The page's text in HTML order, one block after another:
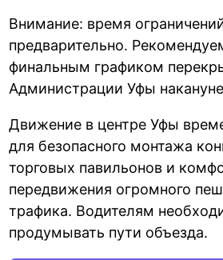
Внимание: время
предварительно.
финальным графиком
Администрации Уфы
Движение в центре Уфы
для безопасного монтажа
торговых павильонов и
передвижения огромного
трафика. Водителям
продумывать пути объезда.